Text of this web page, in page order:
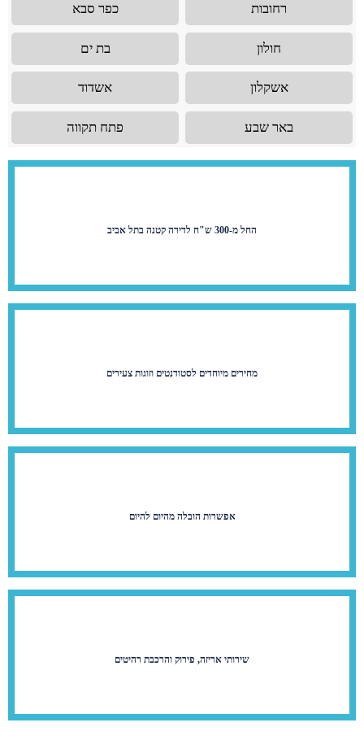
רחובות כפר סבא
חולון בת ים
אשקלון אשדוד
באר שבע פתח תקווה
החל מ-300 ש"ח לדירה קטנה בתל אביב
מחירים מיוחדים לסטודנטים וזוגות צעירים
אפשרות הובלה מהיום להיום
שירותי אריזה, פירוק והרכבת רהיטים